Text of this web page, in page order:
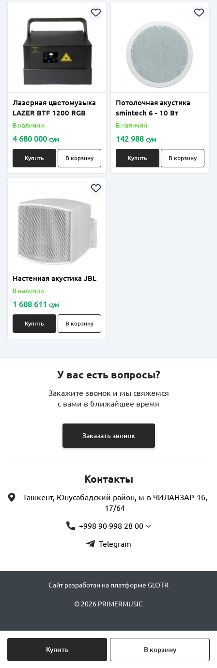
Купить В корзину
Лазерная цветомузыка
LAZER BTF 1200 RGB
В наличии
4 680 000 сум
Купить В корзину
Потолочная акустика
smintech 6 - 10 Вт
В наличии
142 988 сум
Купить В корзину
Настенная акустика JBL
В наличии
1 608 611 сум
Купить В корзину
У вас есть вопросы?
Закажите звонок и мы свяжемся
с вами в ближайшее время
Заказать звонок
Контакты
Ташкент, Юнусабадский район, м-в ЧИЛАНЗАР-16,
17/64
+998 90 998 28 00
Telegram
Сайт разработан на платформе GLOTR
© 2026 PRIMERMUSIC